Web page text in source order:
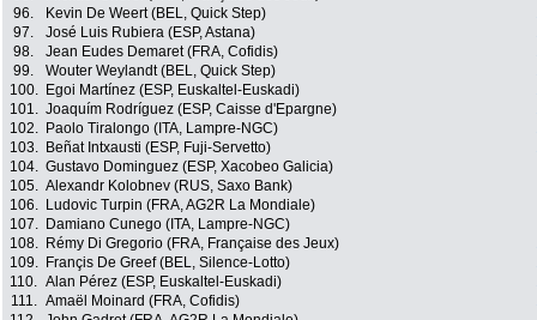
96.
Kevin De Weert (BEL, Quick Step)
97.
José Luis Rubiera (ESP, Astana)
98.
Jean Eudes Demaret (FRA, Cofidis)
99.
Wouter Weylandt (BEL, Quick Step)
100.
Egoi Martínez (ESP, Euskaltel-Euskadi)
101. Joaquím Rodríguez (ESP, Caisse d'Epargne)
102.
Paolo Tiralongo (ITA, Lampre-NGC)
103.
Beñat Intxausti (ESP, Fuji-Servetto)
104. Gustavo Dominguez (ESP, Xacobeo Galicia)
105. Alexandr Kolobnev (RUS, Saxo Bank)
106.
Ludovic Turpin (FRA, AG2R La Mondiale)
107.
Damiano Cunego (ITA, Lampre-NGC)
108.
Rémy Di Gregorio (FRA, Française des Jeux)
109.
Françis De Greef (BEL, Silence-Lotto)
110. Alan Pérez (ESP, Euskaltel-Euskadi)
111. Amaël Moinard (FRA, Cofidis)